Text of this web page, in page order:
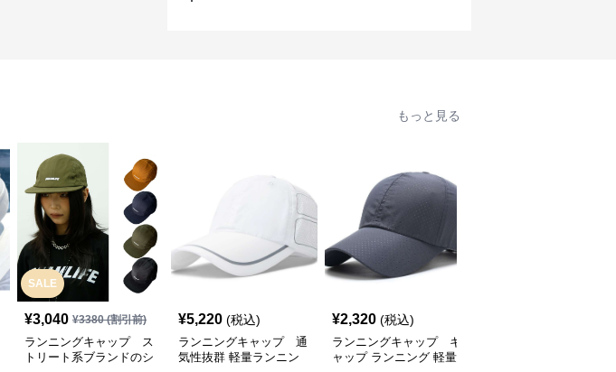
もっと見る
SALE
¥3,040 ¥3380(割引前)
ランニングキャップ ス
トリート系ブランドのシ
¥5,220 (税込)
ランニングキャップ 通
気性抜群 軽量ランニン
¥2,320 (税込)
ランニングキャップ キ
ャップ ランニング 軽量